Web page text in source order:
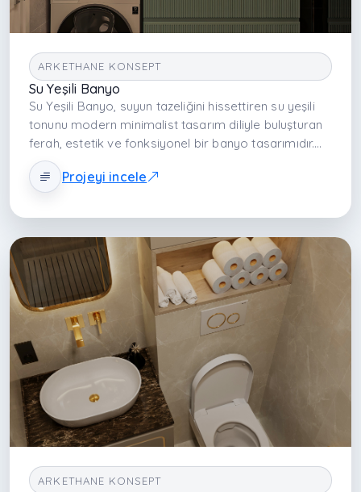
ARKETHANE KONSEPT
Su Yeşili Banyo
Su Yeşili Banyo, suyun tazeliğini hissettiren su yeşili
tonunu modern minimalist tasarım diliyle buluşturan
ferah, estetik ve fonksiyonel bir banyo tasarımıdır.
Açık renk paleti, walk-in akışkan planlama, dengeli
malzeme seçimi ve etkili aydınlatmayla banyoyu
Projeyi incele
ARKETHANE KONSEPT